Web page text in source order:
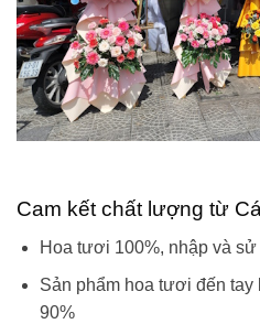
Cam kết chất lượng từ
Hoa tươi 100%, nhập và
Sản phẩm hoa tươi đến
90%